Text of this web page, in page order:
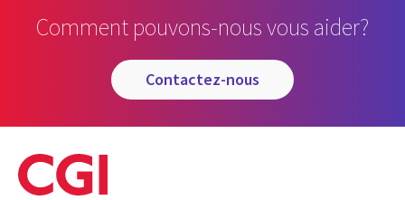
Comment pouvons-nous vous aider?
contactez-nous